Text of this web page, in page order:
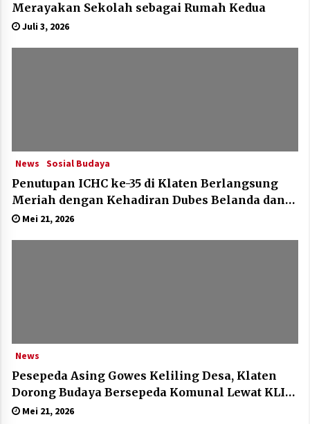
Merayakan Sekolah sebagai Rumah Kedua
Juli 3, 2026
News Sosial Budaya
Penutupan ICHC ke-35 di Klaten Berlangsung
Meriah dengan Kehadiran Dubes Belanda dan
Jerman
Mei 21, 2026
News
Pesepeda Asing Gowes Keliling Desa, Klaten
Dorong Budaya Bersepeda Komunal Lewat KLIC
Fest 2026
Mei 21, 2026